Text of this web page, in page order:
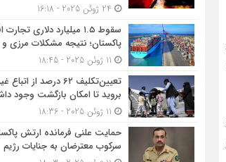
سقوط ۱.۵ میلیارد دلاری
پاکستان؛ نتیجه مشکلات مرزی
تعیین‌تکلیف ۶۲ درصد از
بروید تا امکان بازگشت وجود
حمایت علنی فرمانده ارتش
سرکوب معترضان به جنایات رژیم